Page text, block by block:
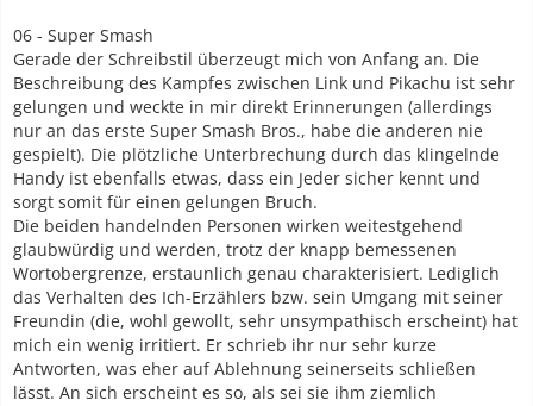
06 - Super Smash
Gerade der Schreibstil überzeugt mich von Anfang an. Die
Beschreibung des Kampfes zwischen Link und Pikachu ist sehr
gelungen und weckte in mir direkt Erinnerungen (allerdings
nur an das erste Super Smash Bros., habe die anderen nie
gespielt). Die plötzliche Unterbrechung durch das klingelnde
Handy ist ebenfalls etwas, dass ein Jeder sicher kennt und
sorgt somit für einen gelungen Bruch.
Die beiden handelnden Personen wirken weitestgehend
glaubwürdig und werden, trotz der knapp bemessenen
Wortobergrenze, erstaunlich genau charakterisiert. Lediglich
das Verhalten des Ich-Erzählers bzw. sein Umgang mit seiner
Freundin (die, wohl gewollt, sehr unsympathisch erscheint) hat
mich ein wenig irritiert. Er schrieb ihr nur sehr kurze
Antworten, was eher auf Ablehnung seinerseits schließen
lässt. An sich erscheint es so, als sei sie ihm ziemlich